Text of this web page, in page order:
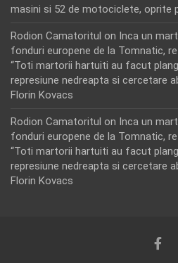
masini si 52 de motociclete, oprite
Rodion Camatoritul on Inca un
fonduri europene de la Tomnatic,
“Toti martorii hartuiti au facut
represiune nedreapta si cercetare
Florin Kovacs
Rodion Camatoritul on Inca un
fonduri europene de la Tomnatic,
“Toti martorii hartuiti au facut
represiune nedreapta si cercetare
Florin Kovacs